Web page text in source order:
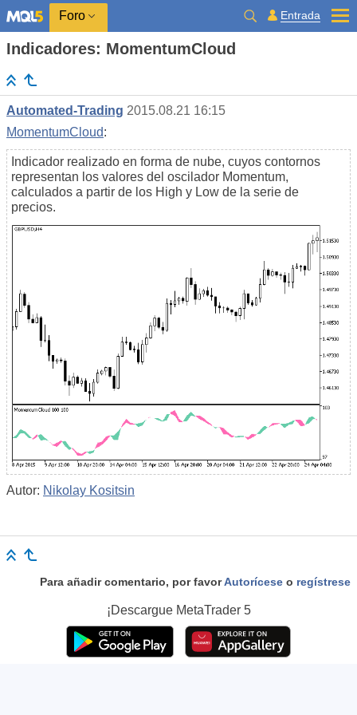
Foro Entrada
Indicadores: MomentumCloud
Automated-Trading 2015.08.21 16:15
MomentumCloud:
Indicador realizado en forma de nube, cuyos contornos
representan los valores del oscilador Momentum,
calculados a partir de los High y Low de la serie de
precios.
Autor: Nikolay Kositsin
Para añadir comentario, por favorAutorícese o regístrese
¡Descargue MetaTrader 5